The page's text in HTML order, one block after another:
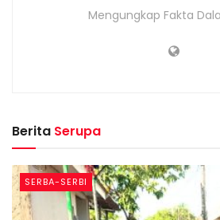
Mengungkap Fakta
Berita Serupa
SERBA-SERBI